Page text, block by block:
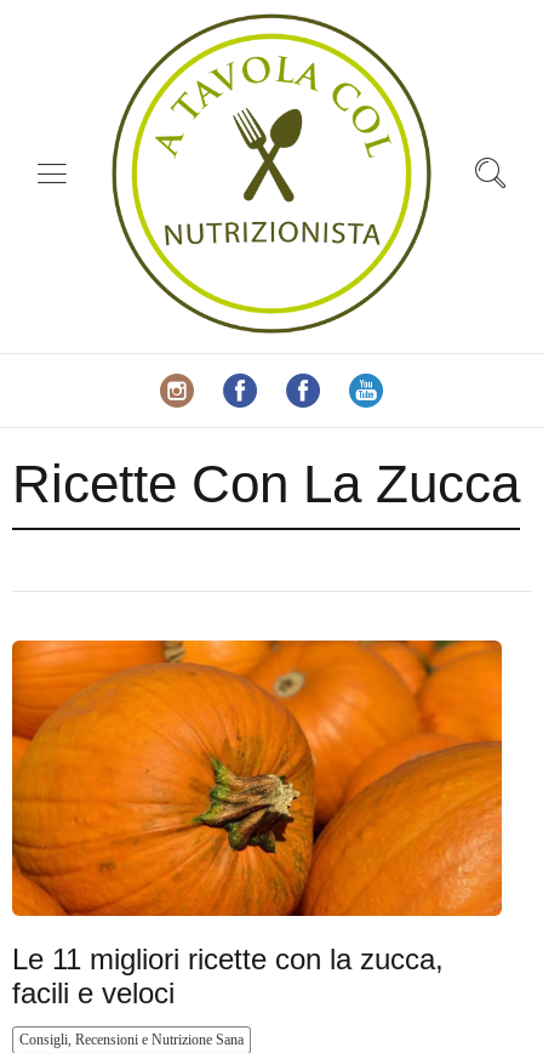
Ricette Con La Zucca
Le 11 migliori ricette con la zucca,
facili e veloci
Consigli, Recensioni e Nutrizione Sana